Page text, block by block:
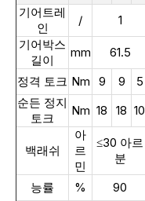
기어트레
인
/ 1
기어박스
길이
mm 61.5
정격 토크 Nm 9 9 5
순든 정지
토크
Nm 18 18 10
백래쉬
아
르
민
≤30 아르
분
능률 % 90